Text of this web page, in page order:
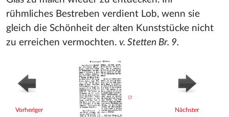
rühmliches Bestreben verdient Lob, wenn sie
gleich die Schönheit der alten Kunststücke nicht
zu erreichen vermochten. v. Stetten Br. 9.
Vorheriger
Nächster